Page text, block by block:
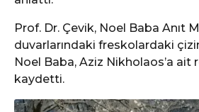
Prof. Dr. Çevik, Noel Baba Anıt
duvarlarındaki freskolardaki
Noel Baba, Aziz Nikholaos’a ait
kaydetti.